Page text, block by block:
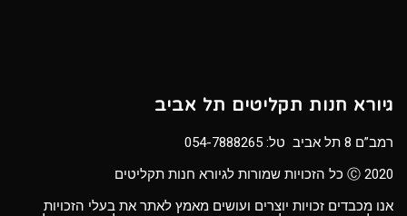
גיורא חנות תקליטים תל אביב
רמב”ם 8 תל אביב טל:
054-7888265
Ⓒ 2020 כל הזכויות שמורות לגיורא חנות תקליטים
אנו מכבדים זכויות יוצרים ועושים מאמץ לאתר את בעלי הזכויות